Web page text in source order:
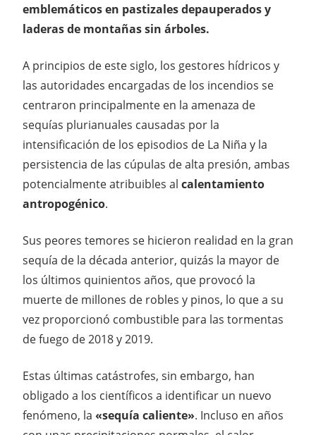
emblemáticos en pastizales depauperados y
laderas de montañas sin árboles.
A principios de este siglo, los gestores hídricos y
las autoridades encargadas de los incendios se
centraron principalmente en la amenaza de
sequías plurianuales causadas por la
intensificación de los episodios de La Niña y la
persistencia de las cúpulas de alta presión, ambas
potencialmente atribuibles al calentamiento
antropogénico.
Sus peores temores se hicieron realidad en la gran
sequía de la década anterior, quizás la mayor de
los últimos quinientos años, que provocó la
muerte de millones de robles y pinos, lo que a su
vez proporcionó combustible para las tormentas
de fuego de 2018 y 2019.
Estas últimas catástrofes, sin embargo, han
obligado a los científicos a identificar un nuevo
fenómeno, la «sequía caliente». Incluso en años